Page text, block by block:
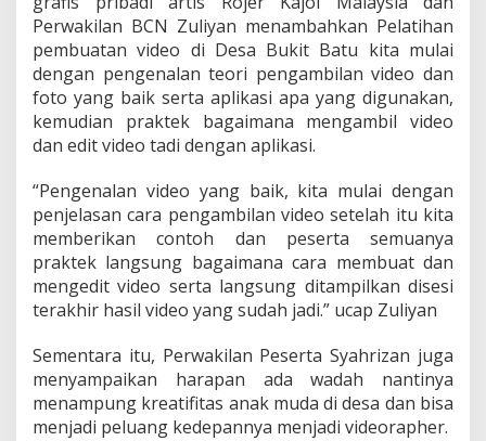
i
B
a
t
u
h
a
i
k
a
n
V
i
e
a
p
Perwakilan BCN Zuliyan menambahkan Pelatihan
pembuatan video di Desa Bukit Batu kita mulai
dengan pengenalan teori pengambilan video dan
foto yang baik serta aplikasi apa yang digunakan,
kemudian praktek bagaimana mengambil video
dan edit video tadi dengan aplikasi.
“Pengenalan video yang baik, kita mulai dengan
penjelasan cara pengambilan video setelah itu kita
memberikan contoh dan peserta semuanya
praktek langsung bagaimana cara membuat dan
mengedit video serta langsung ditampilkan disesi
terakhir hasil video yang sudah jadi.” ucap Zuliyan
Sementara itu, Perwakilan Peserta Syahrizan juga
menyampaikan harapan ada wadah nantinya
menampung kreatifitas anak muda di desa dan bisa
menjadi peluang kedepannya menjadi videorapher.